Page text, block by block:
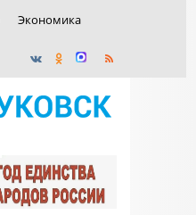
Экономика